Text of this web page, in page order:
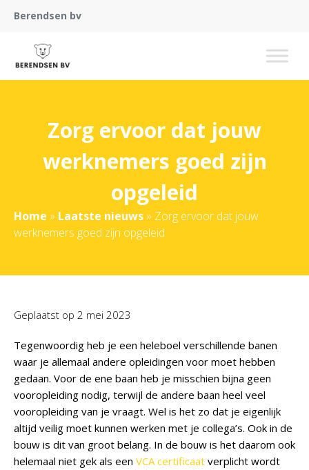
Berendsen bv
Zorg ervoor dat jouw
werknemers goed zijn
opgeleid
Home » Laatste nieuws » Zorg ervoor dat jouw
werknemers goed zijn opgeleid
Geplaatst op 2 mei 2023
Tegenwoordig heb je een heleboel verschillende banen
waar je allemaal andere opleidingen voor moet hebben
gedaan. Voor de ene baan heb je misschien bijna geen
vooropleiding nodig, terwijl de andere baan heel veel
vooropleiding van je vraagt. Wel is het zo dat je eigenlijk
altijd veilig moet kunnen werken met je collega’s. Ook in de
bouw is dit van groot belang. In de bouw is het daarom ook
helemaal niet gek als een VCA certificaat verplicht wordt